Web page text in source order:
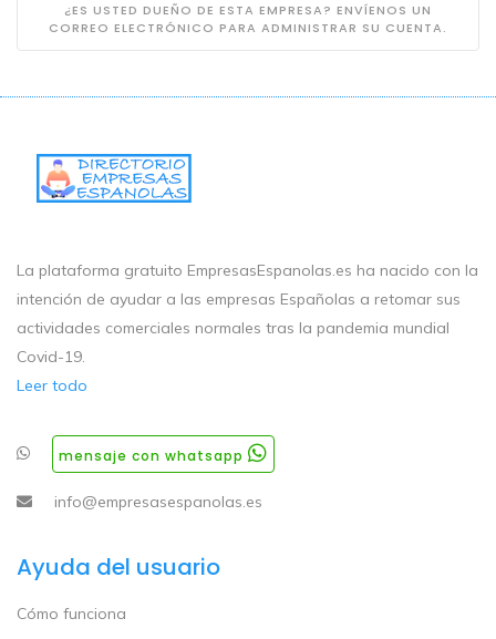
¿ES USTED DUEÑO DE ESTA EMPRESA? ENVÍENOS UN
CORREO ELECTRÓNICO PARA ADMINISTRAR SU CUENTA.
La plataforma gratuito EmpresasEspanolas.es ha nacido con la
intención de ayudar a las empresas Españolas a retomar sus
actividades comerciales normales tras la pandemia mundial
Covid-19.
Leer todo
mensaje con whatsapp
info@empresasespanolas.es
Ayuda del usuario
Cómo funciona